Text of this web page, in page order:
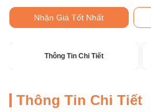
Nhận Giá Tốt Nhất
Thông Tin Chi Tiết
Thông Tin Chi Tiết